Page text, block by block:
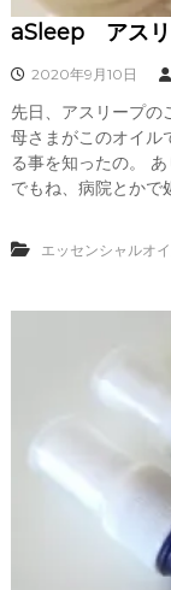
aSleep アスリ
2020年9月10日
先日、アスリープの
母さまがこのオイル
る事を知ったの。
でもね、病院とかで
エッセンシャルオ